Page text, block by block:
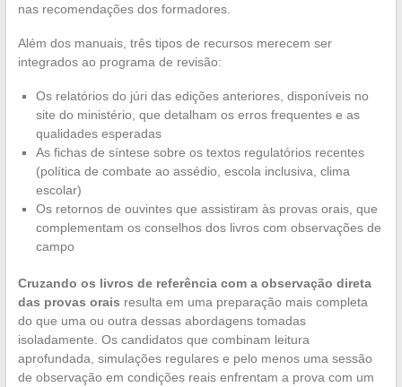
nas recomendações dos formadores.
Além dos manuais, três tipos de recursos merecem ser
integrados ao programa de revisão:
Os relatórios do júri das edições anteriores, disponíveis no
site do ministério, que detalham os erros frequentes e as
qualidades esperadas
As fichas de síntese sobre os textos regulatórios recentes
(política de combate ao assédio, escola inclusiva, clima
escolar)
Os retornos de ouvintes que assistiram às provas orais, que
complementam os conselhos dos livros com observações de
campo
Cruzando os livros de referência com a observação direta
das provas orais resulta em uma preparação mais completa
do que uma ou outra dessas abordagens tomadas
isoladamente. Os candidatos que combinam leitura
aprofundada, simulações regulares e pelo menos uma sessão
de observação em condições reais enfrentam a prova com um